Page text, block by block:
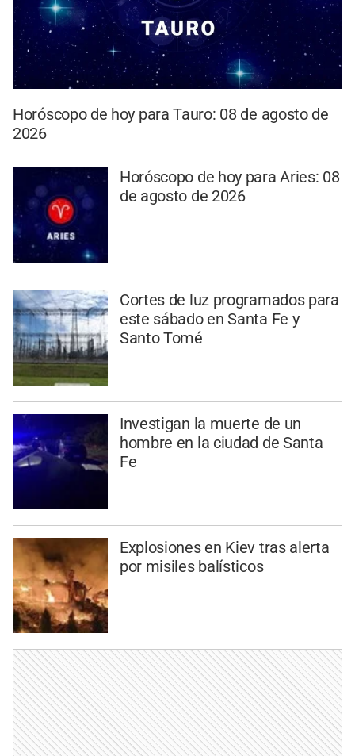
Horóscopo de hoy para Tauro: 08 de agosto de
2026
Horóscopo de hoy para Aries: 08
de agosto de 2026
Cortes de luz programados para
este sábado en Santa Fe y
Santo Tomé
Investigan la muerte de un
hombre en la ciudad de Santa
Fe
Explosiones en Kiev tras alerta
por misiles balísticos